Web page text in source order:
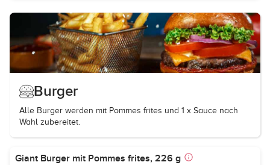
Burger
Alle Burger werden mit Pommes frites und 1 x Sauce nach
Wahl zubereitet.
Giant Burger mit Pommes frites, 226 g